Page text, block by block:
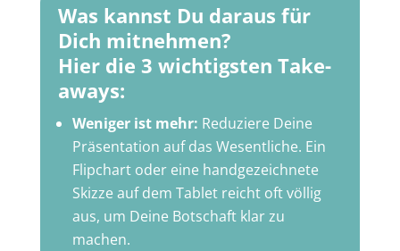
Was kannst Du daraus für
Dich mitnehmen?
Hier die 3 wichtigsten Take-
aways:
Weniger ist mehr: Reduziere Deine
Präsentation auf das Wesentliche. Ein
Flipchart oder eine handgezeichnete
Skizze auf dem Tablet reicht oft völlig
aus, um Deine Botschaft klar zu
machen.